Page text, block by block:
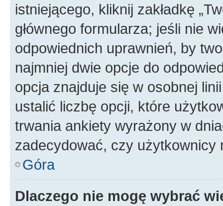
istniejącego, kliknij zakładkę
głównego formularza; jeśli nie
odpowiednich uprawnień, by
najmniej dwie opcje do
opcja znajduje się w osobnej
ustalić liczbę opcji, które
trwania ankiety wyrażony w
zadecydować, czy użytkownicy
Góra
Dlaczego nie mogę wybrać